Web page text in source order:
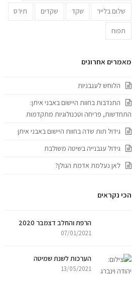
שלום בלייר שקד שקדים תירס
תפוח
מאמרים אחרונים
הלוחש לעגבניות
התנדבות בחוות היישום באבני איתן:
התחדשות, פריחה וטכנולוגיות מתקדמות
גידול תות שדה בחוות היישום באבני איתן
גידול עגבנייה בשיטה משולבת
לאן נעלמת אדמת הגולן?
הכי נקראים
הרפת והחלב דצמבר 2020
07/01/2021
הערכות לשנת שמיטה
13/05/2021